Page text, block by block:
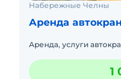
Набережные Челны
Аренда
Аренда, услуги
1